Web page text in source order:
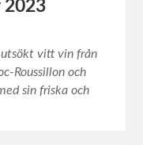
2023
utsökt vitt vin från
Roussillon och
sin friska och